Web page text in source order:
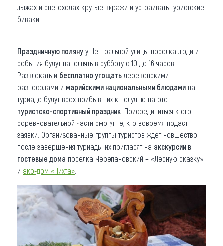
лыжах и снегоходах крутые виражи и устраивать туристские
биваки.
Праздничную поляну у Центральной улицы поселка люди и
события будут наполнять в субботу с 10 до 16 часов.
Развлекать и бесплатно угощать деревенскими
разносолами и марийскими национальными блюдами на
туриаде будут всех прибывших к полудню на этот
туристско-спортивный праздник . Присоединиться к его
соревновательной части смогут те, кто вовремя подаст
заявки. Организованные группы туристов ждет новшество:
после завершения туриады их пригласят на экскурсии в
гостевые дома поселка Черепановский – «Лесную сказку»
и эко-дом «Пихта»